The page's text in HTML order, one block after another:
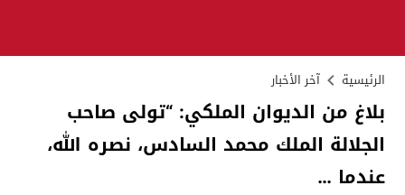
الرئيسية آخر الأخبار
بلاغ من الديوان الملكي: “تولى صاحب
الجلالة الملك محمد السادس، نصره الله،
عندما …